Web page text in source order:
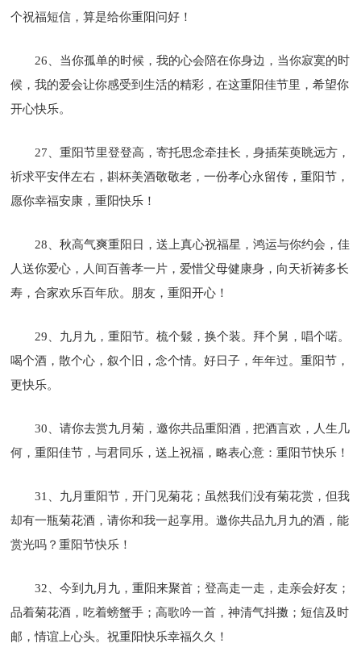
个祝福短信，算是给你重阳问好！
26、当你孤单的时候，我的心会陪在你身边，当你寂寞的时
候，我的爱会让你感受到生活的精彩，在这重阳佳节里，希望你
开心快乐。
27、重阳节里登登高，寄托思念牵挂长，身插茱萸眺远方，
祈求平安伴左右，斟杯美酒敬敬老，一份孝心永留传，重阳节，
愿你幸福安康，重阳快乐！
28、秋高气爽重阳日，送上真心祝福星，鸿运与你约会，佳
人送你爱心，人间百善孝一片，爱惜父母健康身，向天祈祷多长
寿，合家欢乐百年欣。朋友，重阳开心！
29、九月九，重阳节。梳个鬏，换个装。拜个舅，唱个喏。
喝个酒，散个心，叙个旧，念个情。好日子，年年过。重阳节，
更快乐。
30、请你去赏九月菊，邀你共品重阳酒，把酒言欢，人生几
何，重阳佳节，与君同乐，送上祝福，略表心意：重阳节快乐！
31、九月重阳节，开门见菊花；虽然我们没有菊花赏，但我
却有一瓶菊花酒，请你和我一起享用。邀你共品九月九的酒，能
赏光吗？重阳节快乐！
32、今到九月九，重阳来聚首；登高走一走，走亲会好友；
品着菊花酒，吃着螃蟹手；高歌吟一首，神清气抖擞；短信及时
邮，情谊上心头。祝重阳快乐幸福久久！